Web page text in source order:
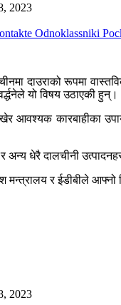
2023
Odnoklassniki
रूपमा
यो विषय उठाएकी हुन्।
आवश्यक कारबाहीका
धेरै दालचीनी
र ईडीबीले आफ्नो
2023